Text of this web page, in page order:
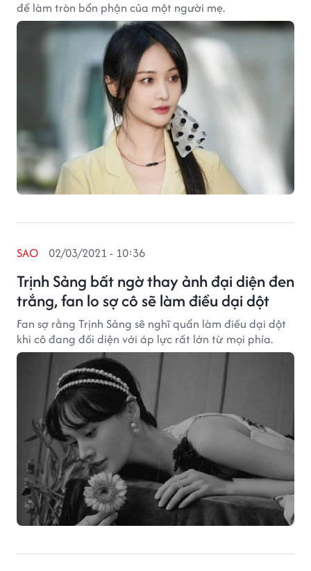
để làm tròn bổn phận của một người mẹ.
Trịnh Sảng bất ngờ thay ảnh đại diện đen
trắng, fan lo sợ cô sẽ làm điều dại dột
SAO 02/03/2021 - 10:36
Fan sợ rằng Trịnh Sảng sẽ nghĩ quẩn làm điều dại dột
khi cô đang đối diện với áp lực rất lớn từ mọi phía.